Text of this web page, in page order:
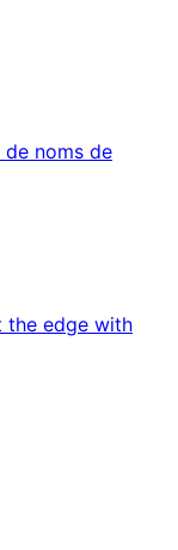
de noms de
the edge with